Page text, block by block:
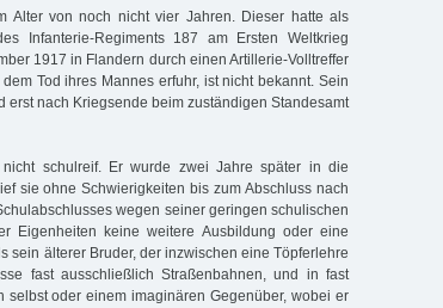
Alter von noch nicht vier Jahren. Dieser hatte als
Infanterie-Regiments 187 am Ersten Weltkrieg
1917 in Flandern durch einen Artillerie-Volltreffer
Tod ihres Mannes erfuhr, ist nicht bekannt. Sein
erst nach Kriegsende beim zuständigen Standesamt
schulreif. Er wurde zwei Jahre später in die
sie ohne Schwierigkeiten bis zum Abschluss nach
wegen seiner geringen schulischen
Eigenheiten keine weitere Ausbildung oder eine
sein älterer Bruder, der inzwischen eine Töpferlehre
fast ausschließlich Straßenbahnen, und in fast
selbst oder einem imaginären Gegenüber, wobei er